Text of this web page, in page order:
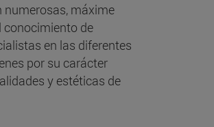
numerosas, máxime
conocimiento de
en las diferentes
por su carácter
y estéticas de